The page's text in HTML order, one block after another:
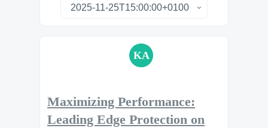
KA
Maximizing Performance:
Leading Edge Protection on